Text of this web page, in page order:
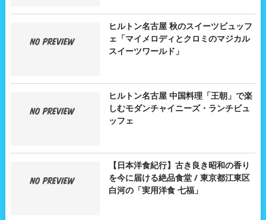
ヒルトン名古屋 秋のスイーツビュッフ
ェ「マイメロディとクロミのマジカル
スイーツワールド」
ヒルトン名古屋 中国料理「王朝」で楽
しむモダンチャイニーズ・ランチビュ
ッフェ
【日本洋食紀行】古き良き昭和の香り
を今に届ける絶品食堂 / 東京都江東区
白河の「実用洋食 七福」